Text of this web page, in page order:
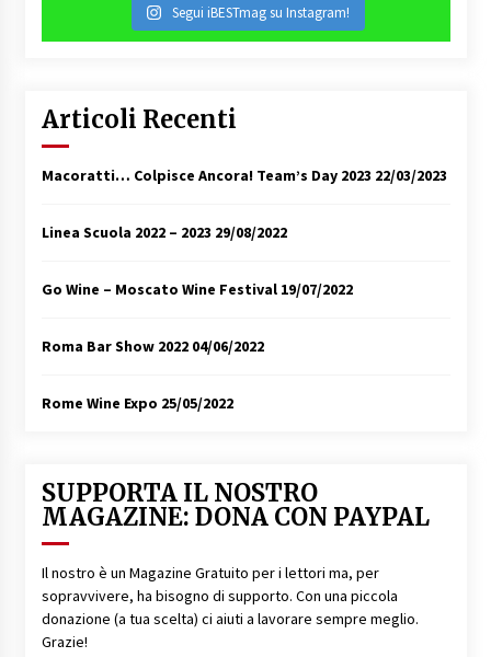
Segui iBESTmag su Instagram!
Articoli Recenti
Macoratti… Colpisce Ancora! Team’s Day 2023 22/03/2023
Linea Scuola 2022 – 2023 29/08/2022
Go Wine – Moscato Wine Festival 19/07/2022
Roma Bar Show 2022 04/06/2022
Rome Wine Expo 25/05/2022
SUPPORTA IL NOSTRO
MAGAZINE: DONA CON PAYPAL
Il nostro è un Magazine Gratuito per i lettori ma, per
sopravvivere, ha bisogno di supporto. Con una piccola
donazione (a tua scelta) ci aiuti a lavorare sempre meglio.
Grazie!